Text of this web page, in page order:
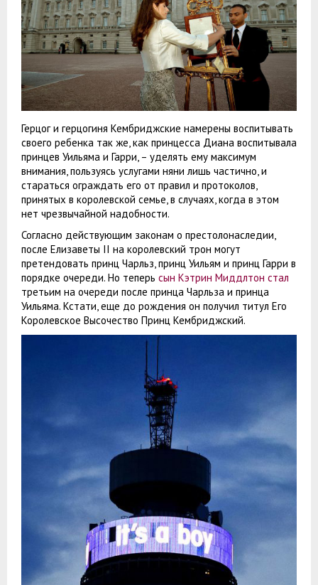
Герцог и герцогиня Кембриджские намерены воспитывать
своего ребенка так же, как принцесса Диана воспитывала
принцев Уильяма и Гарри, – уделять ему максимум
внимания, пользуясь услугами няни лишь частично, и
стараться ограждать его от правил и протоколов,
принятых в королевской семье, в случаях, когда в этом
нет чрезвычайной надобности.
Согласно действующим законам о престолонаследии,
после Елизаветы II на королевский трон могут
претендовать принц Чарльз, принц Уильям и принц Гарри в
порядке очереди. Но теперь сын Кэтрин Миддлтон стал
третьим на очереди после принца Чарльза и принца
Уильяма. Кстати, еще до рождения он получил титул Его
Королевское Высочество Принц Кембриджский.